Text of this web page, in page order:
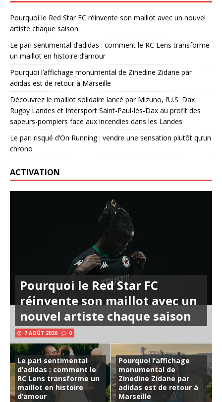
Pourquoi le Red Star FC réinvente son maillot avec un nouvel
artiste chaque saison
Le pari sentimental d’adidas : comment le RC Lens transforme
un maillot en histoire d’amour
Pourquoi l’affichage monumental de Zinedine Zidane par
adidas est de retour à Marseille
Découvrez le maillot solidaire lancé par Mizuno, l’U.S. Dax
Rugby Landes et Intersport Saint-Paul-lès-Dax au profit des
sapeurs-pompiers face aux incendies dans les Landes
Le pari risqué d’On Running : vendre une sensation plutôt qu’un
chrono
ACTIVATION
Pourquoi le Red Star FC
réinvente son maillot avec un
nouvel artiste chaque saison
7 AOÛT 2026 0
Le pari sentimental
d’adidas : comment le
RC Lens transforme un
maillot en histoire
d’amour
Pourquoi l’affichage
monumental de
Zinedine Zidane par
adidas est de retour à
Marseille